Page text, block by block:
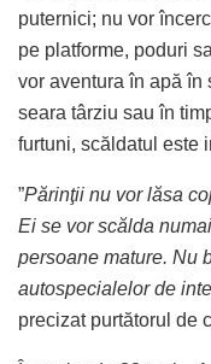
puternici; nu vor
pe platforme, poduri
vor aventura în apă în
seara târziu sau în
furtuni, scăldatul este
”Părinţii nu vor lăsa
Ei se vor scălda
persoane mature. Nu
autospecialelor de
precizat purtătorul de